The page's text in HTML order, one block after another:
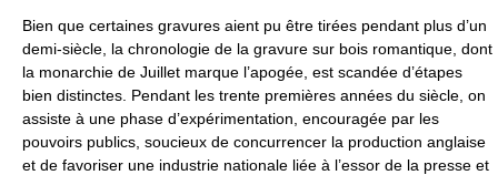
Bien que certaines gravures aient pu être tirées pendant plus d’un
demi-siècle, la chronologie de la gravure sur bois romantique, dont
la monarchie de Juillet marque l’apogée, est scandée d’étapes
bien distinctes. Pendant les trente premières années du siècle, on
assiste à une phase d’expérimentation, encouragée par les
pouvoirs publics, soucieux de concurrencer la production anglaise
et de favoriser une industrie nationale liée à l’essor de la presse et